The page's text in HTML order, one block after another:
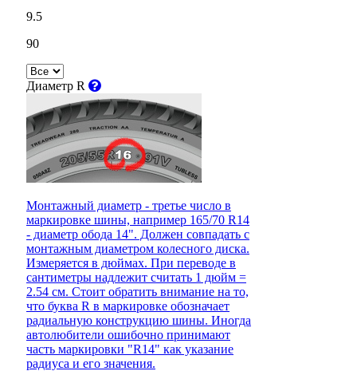
9.5
90
Диаметр R
Монтажный диаметр - третье число в
маркировке шины, например 165/70 R14
- диаметр обода 14". Должен совпадать с
монтажным диаметром колесного диска.
Измеряется в дюймах. При переводе в
сантиметры надлежит считать 1 дюйм =
2.54 см. Стоит обратить внимание на то,
что буква R в маркировке обозначает
радиальную конструкцию шины. Иногда
автолюбители ошибочно принимают
часть маркировки "R14" как указание
радиуса и его значения.